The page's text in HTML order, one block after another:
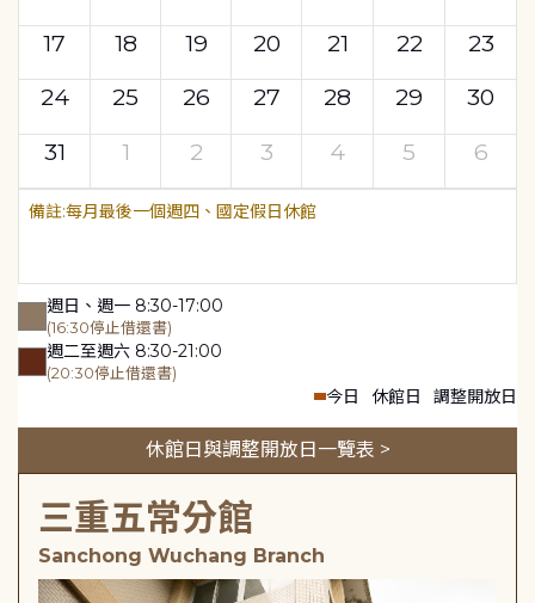
17
18 19 20 21 22
23
24
25 26 27 28 29
30
31
1 2 3 4 5 6
每月最後一個週四、國定假日休館
週日、週一 8:30-17:00
(16:30停止借還書)
週二至週六 8:30-21:00
(20:30停止借還書)
今日 休館日 調整開放日
休館日與調整開放日一覽表 >
三重五常分館
Sanchong Wuchang Branch